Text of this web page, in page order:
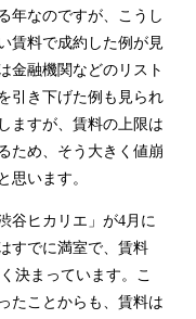
年なのですが、こうし
賃料で成約した例が見
金融機関などのリスト
引き下げた例も見られ
ますが、賃料の上限は
ため、そう大きく値崩
思います。
谷ヒカリエ」が4月に
すでに満室で、賃料
決まっています。こ
たことからも、賃料は